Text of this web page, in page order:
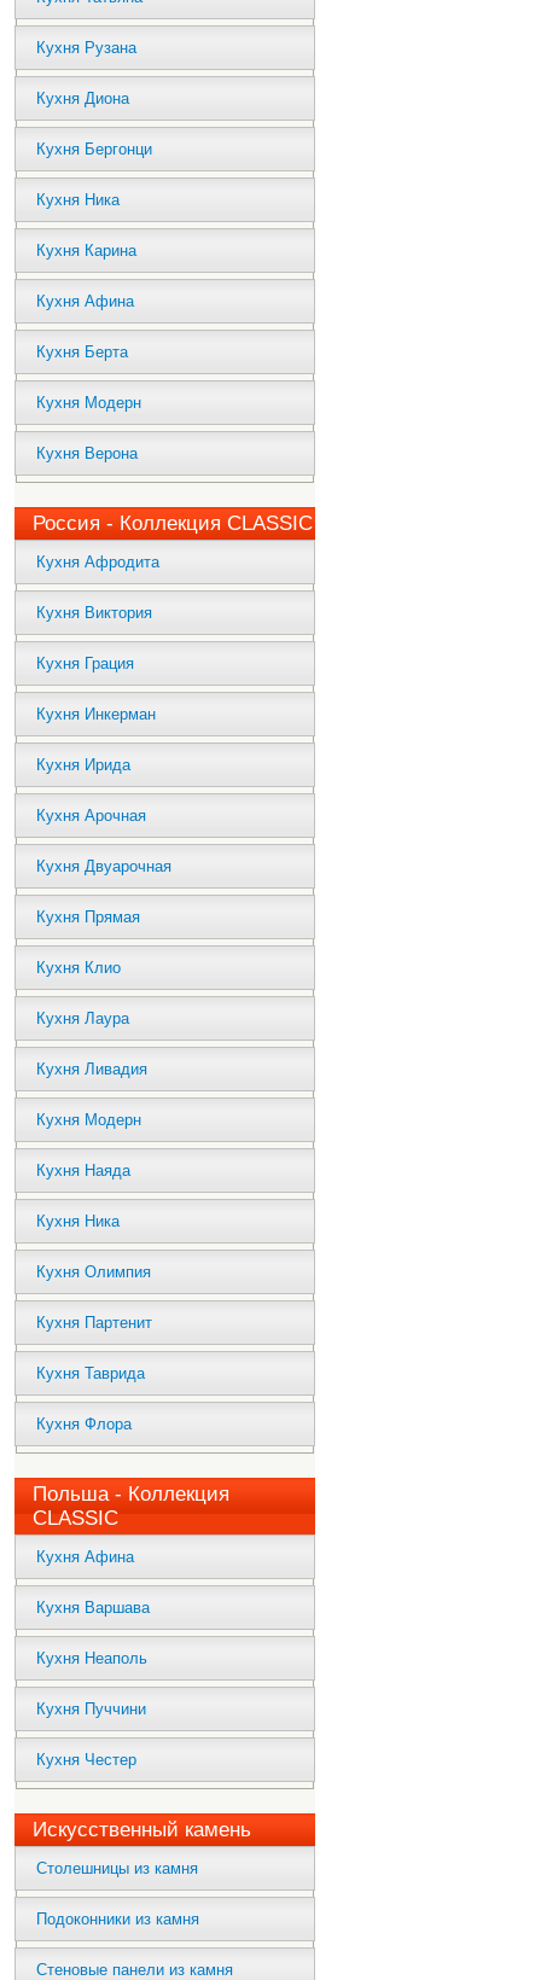
Кухня Рузана
Кухня Диона
Кухня Бергонци
Кухня Ника
Кухня Карина
Кухня Афина
Кухня Берта
Кухня Модерн
Кухня Верона
Россия - Коллекция CLASSIC
Кухня Афродита
Кухня Виктория
Кухня Грация
Кухня Инкерман
Кухня Ирида
Кухня Арочная
Кухня Двуарочная
Кухня Прямая
Кухня Клио
Кухня Лаура
Кухня Ливадия
Кухня Модерн
Кухня Наяда
Кухня Ника
Кухня Олимпия
Кухня Партенит
Кухня Таврида
Кухня Флора
Польша - Коллекция
CLASSIC
Кухня Афина
Кухня Варшава
Кухня Неаполь
Кухня Пуччини
Кухня Честер
Искусственный камень
Столешницы из камня
Подоконники из камня
Стеновые панели из камня